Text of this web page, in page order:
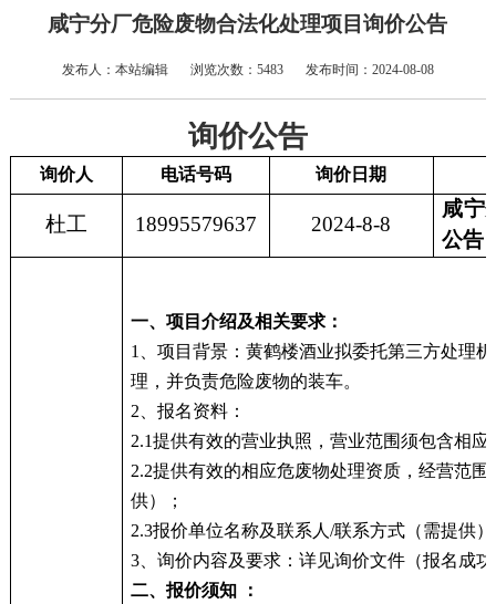
咸宁分厂危险废物合法化处理项目询价公告
发布人：本站编辑 浏览次数：5483 发布时间：2024-08-08
询价公告
询价人 电话号码 询价日期
杜工 18995579637 2024-8-8
咸宁
公告
一、项目介绍及相关要求：
1、项目背景：黄鹤楼酒业拟委托第三方处理
理，并负责危险废物的装车。
2 、报名资料 ：
2.1提供有效的营业执照，营业范围须包含相
2.2提供有效的相应危废物处理资质，经营范
供）
；
2.3报价单位名称及联系人/联系方式（需提供
3 、询价内容及要求：详见询价文件（报名成
二、报价须知
：